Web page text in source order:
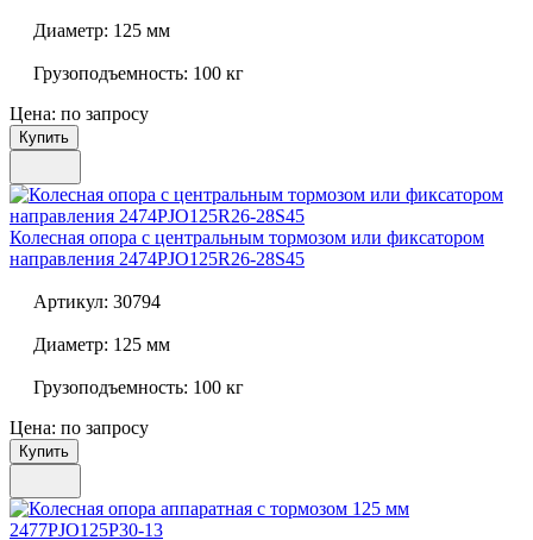
Диаметр: 125 мм
Грузоподъемность: 100 кг
Цена: по запросу
Купить
Колесная опора с центральным тормозом или фиксатором
направления 2474PJO125R26-28S45
Артикул: 30794
Диаметр: 125 мм
Грузоподъемность: 100 кг
Цена: по запросу
Купить